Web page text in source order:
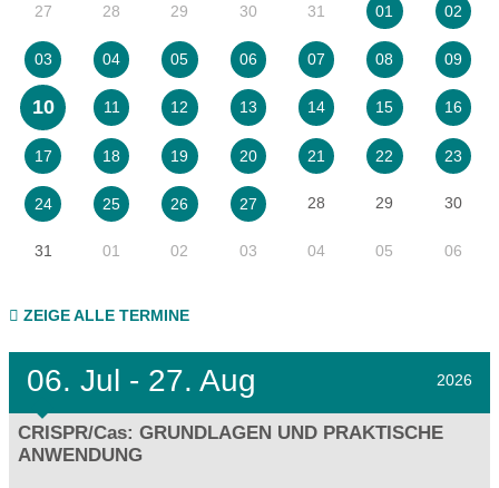
27 28 29 30 31 01 02
03 04 05 06 07 08 09
10 11 12 13 14 15 16
17 18 19 20 21 22 23
24 25 26 27 28 29 30
31 01 02 03 04 05 06
ZEIGE ALLE TERMINE
06. Jul - 27. Aug 2026
CRISPR/Cas: GRUNDLAGEN UND PRAKTISCHE
ANWENDUNG